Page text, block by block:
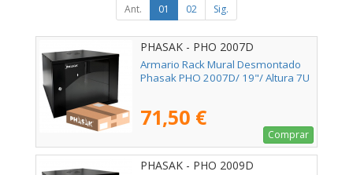
Ant. 01 02 Sig.
PHASAK - PHO 2007D
Armario Rack Mural Desmontado
Phasak PHO 2007D/ 19"/ Altura 7U
71,50 €
Comprar
PHASAK - PHO 2009D